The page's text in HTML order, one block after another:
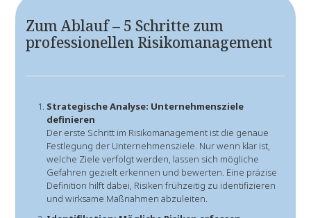
Zum Ablauf – 5 Schritte zum
professionellen Risikomanagement
Strategische Analyse: Unternehmensziele
definieren
Der erste Schritt im Risikomanagement ist die genaue
Festlegung der Unternehmensziele. Nur wenn klar ist,
welche Ziele verfolgt werden, lassen sich mögliche
Gefahren gezielt erkennen und bewerten. Eine präzise
Definition hilft dabei, Risiken frühzeitig zu identifizieren
und wirksame Maßnahmen abzuleiten.